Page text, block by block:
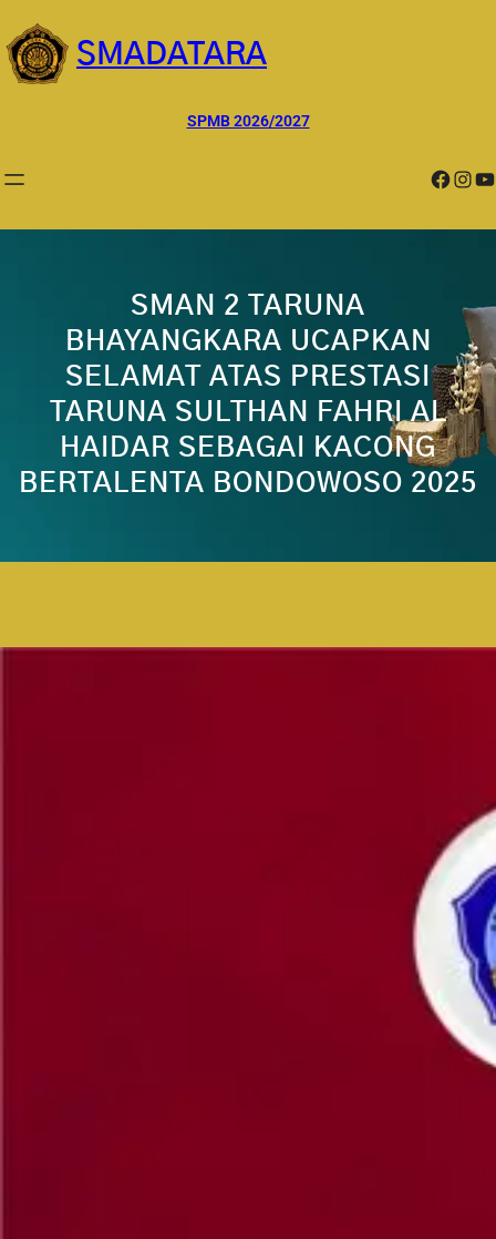
ke
konten
SMADATARA
SPMB 2026/2027
Facebook InstagramYouTube
SMAN 2 TARUNA
BHAYANGKARA UCAPKAN
SELAMAT ATAS PRESTASI
TARUNA SULTHAN FAHRI AL
HAIDAR SEBAGAI KACONG
BERTALENTA BONDOWOSO 2025